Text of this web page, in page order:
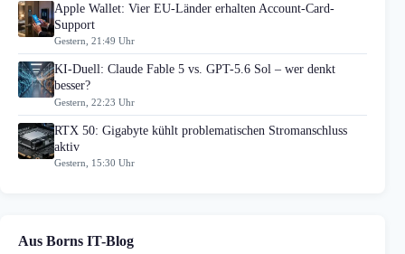
Apple Wallet: Vier EU-Länder erhalten Account-Card-
Support
Gestern, 21:49 Uhr
KI-Duell: Claude Fable 5 vs. GPT-5.6 Sol – wer denkt
besser?
Gestern, 22:23 Uhr
RTX 50: Gigabyte kühlt problematischen Stromanschluss
aktiv
Gestern, 15:30 Uhr
Aus Borns IT-Blog